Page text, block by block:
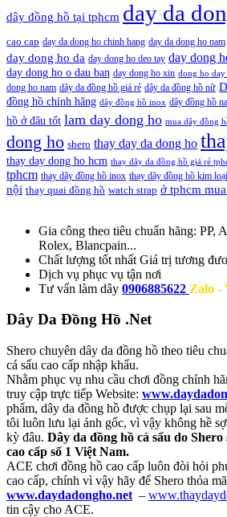
dây đồng hồ tại tphcm day da
cao cap day da dong ho chinh hang day da dong ho nam
day dong ho da day dong ho deo tay day dong
day dong ho o dau ban day dong ho xin dong ho day
dong ho nam dây da đồng hồ giá rẻ dây da đồng hồ nữ
đồng hồ chính hãng dây đồng hồ inox dây đồng hồ
hồ ở đâu tốt lam day dong ho mua dây đồng
dong ho shero thay day da dong ho
thay day dong ho hcm thay dây da đồng hồ giá rẻ
tphcm thay dây đồng hồ inox thay dây đồng hồ kim loại
nội thay quai đồng hồ watch strap ở tphcm
Gia công theo tiêu chuẩn hãng: PP,
Rolex, Blancpain...
Chất lượng tốt nhất Giá trị tương
Dịch vụ phục vụ tận nơi
Tư vấn làm dây 0906885622 Zalo -
Dây Da Đồng Hồ .Net
Shero chuyên dây da đồng hồ theo tiêu
cá sấu cao cấp nhập khẩu.
Nhằm phục vụ nhu cầu chơi đồng chính
truy cập trực tiếp Website:
phẩm, dây da đồng hồ được chụp lại sau
tôi luôn lưu lại ảnh gốc, vì vậy không hề
kỳ đâu. Dây da đồng hồ cá sấu do
cao cấp số 1 Việt Nam.
ACE chơi đồng hồ cao cấp luôn đòi hỏi
cao cấp, chính vì vậy hãy để Shero thỏa
www.daydadongho.net –
tin cậy cho ACE.